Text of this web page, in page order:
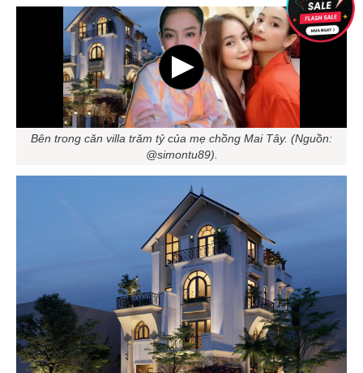
Bên trong căn villa trăm tỷ của mẹ chồng Mai Tây. (Nguồn:
@simontu89).